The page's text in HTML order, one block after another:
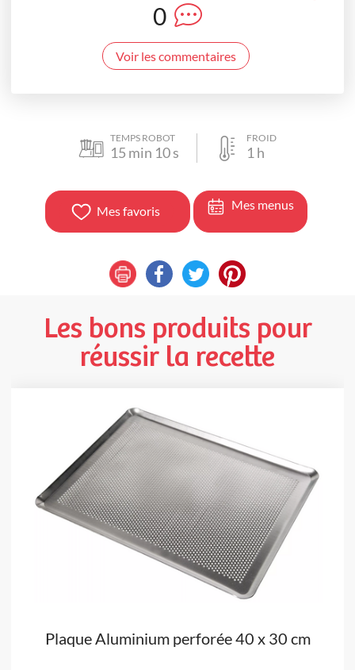
0
Voir les commentaires
TEMPS ROBOT
15 min 10s
FROID
1 h
Mes favoris Mes menus
Les bons produits pour
réussir la recette
Plaque Aluminium perforée 40 x 30 cm